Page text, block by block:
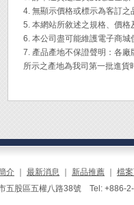
(建議
4. 無顯示價格或標示為客訂
5. 本網站所敘述之規格、價
6. 本公司盡可能維護電子商
7. 產品產地不保證聲明：各
所示之產地為我司第一批進
介 最新消息 新品推薦
檔
五股區五權八路38號 Tel: